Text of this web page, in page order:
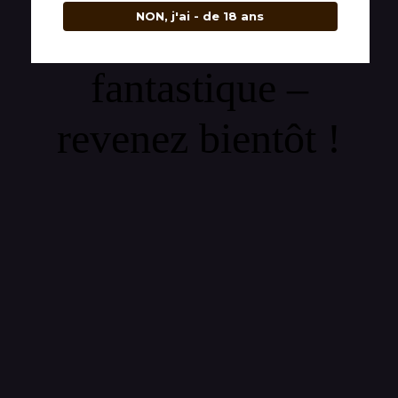
quelque chose de
fantastique –
revenez bientôt !
NON, j'ai - de 18 ans